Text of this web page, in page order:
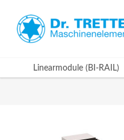
Linearmodule (BI-RAIL)